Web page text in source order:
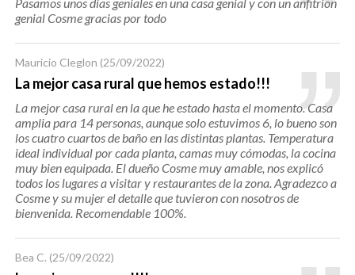
genial Cosme gracias por todo
Mauricio Cleglon (25/09/2022)
La mejor casa rural que hemos estado!!!
La mejor casa rural en la que he estado hasta el momento. Casa
amplia para 14 personas, aunque solo estuvimos 6, lo bueno son
los cuatro cuartos de baño en las distintas plantas. Temperatura
ideal individual por cada planta, camas muy cómodas, la cocina
muy bien equipada. El dueño Cosme muy amable, nos explicó
todos los lugares a visitar y restaurantes de la zona. Agradezco a
Cosme y su mujer el detalle que tuvieron con nosotros de
bienvenida. Recomendable 100%.
Bea C. (25/09/2022)